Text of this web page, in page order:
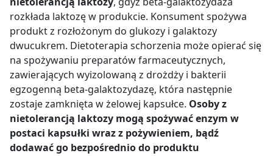
rozkłada laktozę w produkcie. Konsument spożywa
produkt z rozłożonym do glukozy i galaktozy
dwucukrem. Dietoterapia schorzenia może opierać się
na spożywaniu preparatów farmaceutycznych,
zawierających wyizolowaną z drożdży i bakterii
egzogenną beta-galaktozydazę, która następnie
zostaje zamknięta w żelowej kapsułce. Osoby z
nietolerancją laktozy mogą spożywać enzym w
postaci kapsułki wraz z pożywieniem, bądź
dodawać go bezpośrednio do produktu